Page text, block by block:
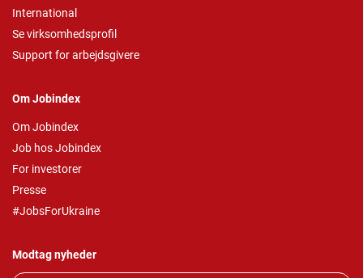
International
Se virksomhedsprofil
Support for arbejdsgivere
Om Jobindex
Om Jobindex
Job hos Jobindex
For investorer
Presse
#JobsForUkraine
Modtag nyheder